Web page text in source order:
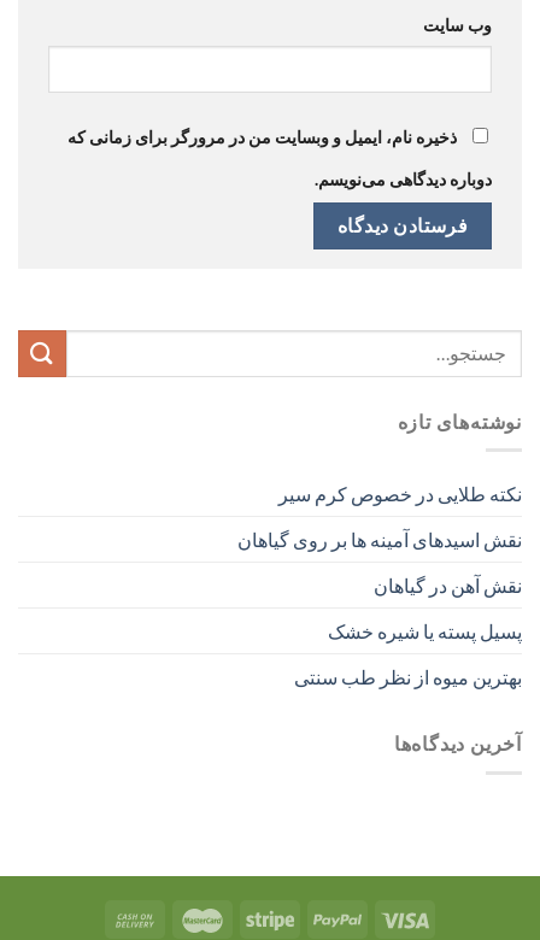
وب‌ سایت
ذخیره نام، ایمیل و وبسایت من در مرورگر برای زمانی که
دوباره دیدگاهی می‌نویسم.
نوشته‌های تازه
نکته طلایی در خصوص کرم سیر
نقش اسیدهای آمینه ها بر روی گیاهان
نقش آهن در گیاهان
پسیل پسته یا شیره خشک
بهترین میوه از نظر طب سنتی
آخرین دیدگاه‌ها